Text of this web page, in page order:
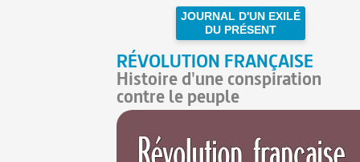
JOURNAL D'UN EXILÉ
DU PRÉSENT
RÉVOLUTION FRANÇAISE
Histoire d'une conspiration
contre le peuple